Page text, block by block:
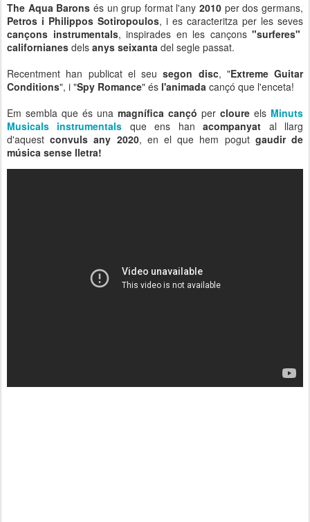
The Aqua Barons és un grup format l'any2010 per dos germans,
Petros i Philippos Sotiropoulos, i es caracteritza per les seves
cançons instrumentals, inspirades en les cançons"surferes"
californianes dels anys seixanta del segle passat.
Recentment han publicat el seusegon disc, "Extreme Guitar
Conditions", i "Spy Romance" és l'animada cançó que l'enceta!
Em sembla que és una magnífica cançó per cloure els Minuts
Musicals instrumentals que ens hanacompanyat al llarg
d'aquestconvuls any 2020, en el que hem pogut gaudir de
música sense lletra!